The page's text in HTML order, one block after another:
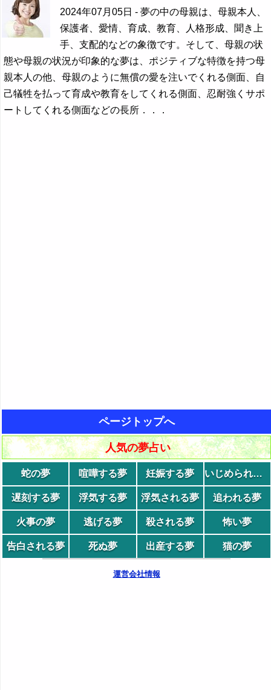
2024年07月05日 - 夢の中の母親は、母親本人、
保護者、愛情、育成、教育、人格形成、聞き上
手、支配的などの象徴です。そして、母親の状
態や母親の状況が印象的な夢は、ポジティブな特徴を持つ母
親本人の他、母親のように無償の愛を注いでくれる側面、自
己犠牲を払って育成や教育をしてくれる側面、忍耐強くサポ
ートしてくれる側面などの長所．．．
ページトップへ
人気の夢占い
蛇の夢 喧嘩する夢 妊娠する夢 いじめられる夢
遅刻する夢 浮気する夢 浮気される夢 追われる夢
火事の夢 逃げる夢 殺される夢 怖い夢
告白される夢 死ぬ夢 出産する夢 猫の夢
運営会社情報